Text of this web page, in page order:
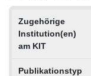
Zugehörige
Institution(en)
am KIT
Publikationstyp